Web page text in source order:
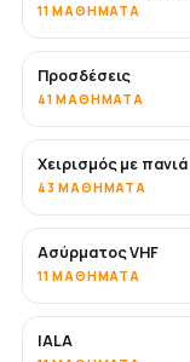
11 ΜΑΘΉΜΑΤΑ
Προσδέσεις
41 ΜΑΘΉΜΑΤΑ
Χειρισμός με πανιά
43 ΜΑΘΉΜΑΤΑ
Ασύρματος VHF
11 ΜΑΘΉΜΑΤΑ
IALA